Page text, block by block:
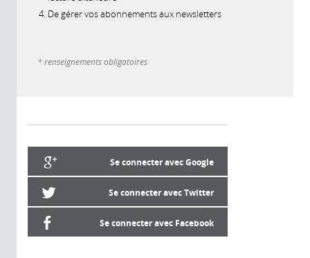
De gérer vos abonnements aux newsletters
* renseignements obligatoires
Se connecter avec Google
Se connecter avec Twitter
Se connecter avec Facebook